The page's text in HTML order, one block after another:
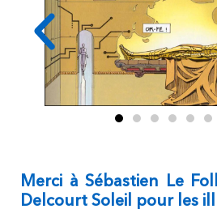
Merci à Sébastien Le
Delcourt Soleil pour les